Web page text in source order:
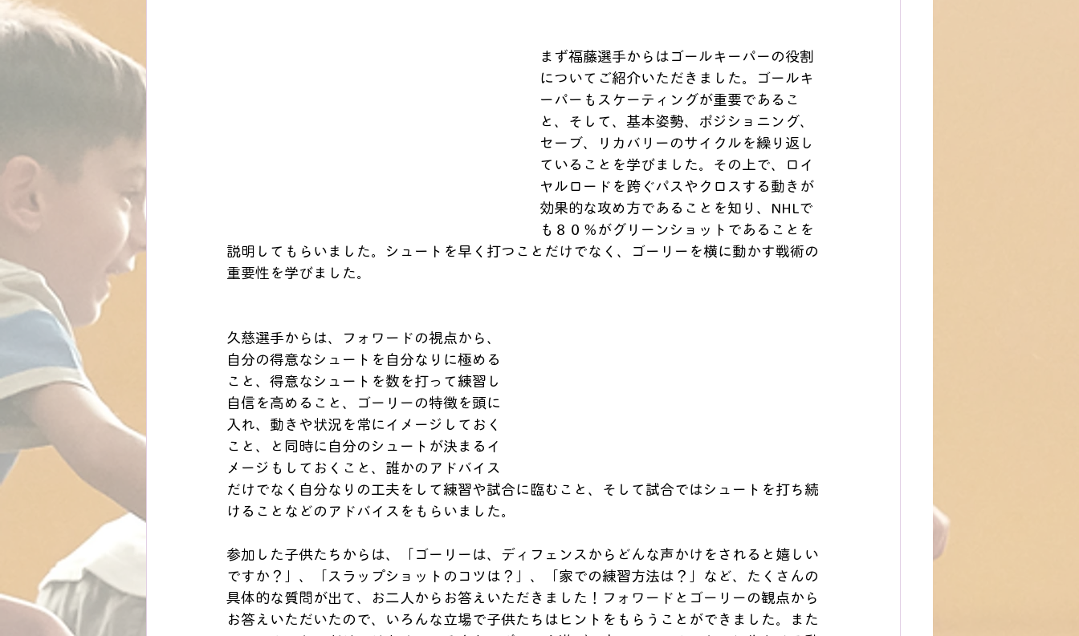
まず福藤選手からはゴールキーパーの役割
についてご紹介いただきました。ゴールキ
ーパーもスケーティングが重要であるこ
と、そして、基本姿勢、ポジショニング、
セーブ、リカバリーのサイクルを繰り返し
ていることを学びました。その上で、ロイ
ヤルロードを跨ぐパスやクロスする動きが
効果的な攻め方であることを知り、NHLで
も８０％がグリーンショットであることを
説明してもらいました。シュートを早く打つことだけでなく、ゴーリーを横に動かす戦術の
重要性を学びました。
久慈選手からは、フォワードの視点から、
自分の得意なシュートを自分なりに極める
こと、得意なシュートを数を打って練習し
自信を高めること、ゴーリーの特徴を頭に
入れ、動きや状況を常にイメージしておく
こと、と同時に自分のシュートが決まるイ
メージもしておくこと、誰かのアドバイス
だけでなく自分なりの工夫をして練習や試合に臨むこと、そして試合ではシュートを打ち続
けることなどのアドバイスをもらいました。
参加した子供たちからは、「ゴーリーは、ディフェンスからどんな声かけをされると嬉しい
ですか？」、「スラップショットのコツは？」、「家での練習方法は？」など、たくさんの
具体的な質問が出て、お二人からお答えいただきました！フォワードとゴーリーの観点から
お答えいただいたので、いろんな立場で子供たちはヒントをもらうことができました。また